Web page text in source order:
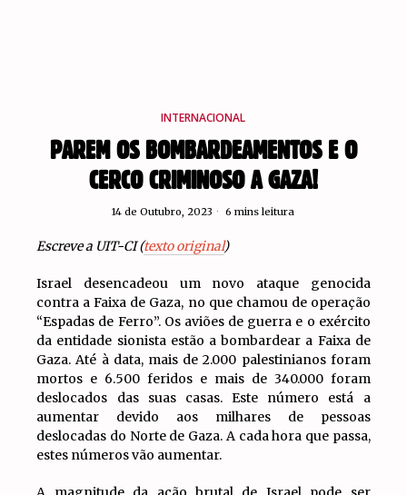
INTERNACIONAL
PAREM OS BOMBARDEAMENTOS E O
CERCO CRIMINOSO A GAZA!
14 de Outubro, 2023 6 mins leitura
Escreve a UIT-CI (texto original)
Israel desencadeou um novo ataque genocida
contra a Faixa de Gaza, no que chamou de operação
“Espadas de Ferro”. Os aviões de guerra e o exército
da entidade sionista estão a bombardear a Faixa de
Gaza. Até à data, mais de 2.000 palestinianos foram
mortos e 6.500 feridos e mais de 340.000 foram
deslocados das suas casas. Este número está a
aumentar devido aos milhares de pessoas
deslocadas do Norte de Gaza. A cada hora que passa,
estes números vão aumentar.